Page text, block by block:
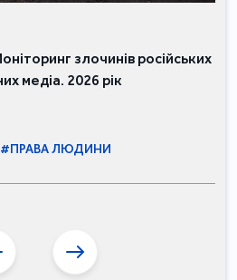
злочинів російських
медіа. 2026 рік
#ПРАВА ЛЮДИНИ